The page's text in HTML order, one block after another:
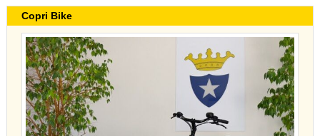
Copri Bike